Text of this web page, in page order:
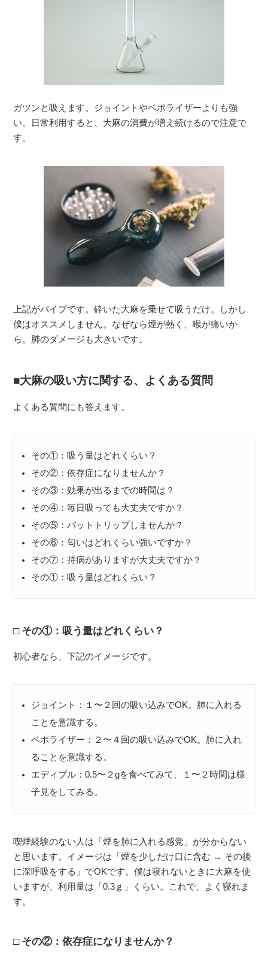
ガツンと吸えます。ジョイントやベポライザーよりも強
い。日常利用すると、大麻の消費が増え続けるので注意で
す。
上記がパイプです。砕いた大麻を乗せて吸うだけ。しかし
僕はオススメしません。なぜなら煙が熱く、喉が痛いか
ら。肺のダメージも大きいです。
大麻の吸い方に関する、よくある質問
よくある質問にも答えます。
その①：吸う量はどれくらい？
その②：依存症になりませんか？
その③：効果が出るまでの時間は？
その④：毎日吸っても大丈夫ですか？
その⑤：バットトリップしませんか？
その⑥：匂いはどれくらい強いですか？
その⑦：持病がありますが大丈夫ですか？
その①：吸う量はどれくらい？
その①：吸う量はどれくらい？
初心者なら、下記のイメージです。
ジョイント：１〜２回の吸い込みでOK。肺に入れる
ことを意識する。
ベポライザー：２〜４回の吸い込みでOK。肺に入れ
ることを意識する。
エディブル：0.5〜２gを食べてみて、１〜２時間は様
子見をしてみる。
喫煙経験のない人は「煙を肺に入れる感覚」が分からない
と思います。イメージは「煙を少しだけ口に含む → その後
に深呼吸をする」でOKです。僕は寝れないときに大麻を使
いますが、利用量は「0.3ｇ」くらい。これで、よく寝れま
す。
その②：依存症になりませんか？